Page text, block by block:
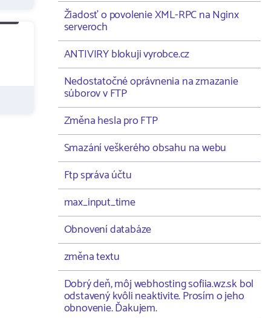
Žiadosť o povolenie XML-RPC na Nginx
serveroch
ANTIVIRY blokuji vyrobce.cz
Nedostatočné oprávnenia na zmazanie
súborov v FTP
Změna hesla pro FTP
Smazání veškerého obsahu na webu
Ftp správa účtu
max_input_time
Obnovení databáze
změna textu
Dobrý deň, môj webhosting sofiia.wz.sk bol
odstavený kvôli neaktivite. Prosím o jeho
obnovenie. Ďakujem.